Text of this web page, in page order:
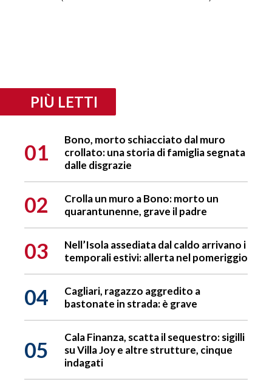
PIÙ LETTI
01
Bono, morto schiacciato dal muro
crollato: una storia di famiglia segnata
dalle disgrazie
02
Crolla un muro a Bono: morto un
quarantunenne, grave il padre
03
Nell’Isola assediata dal caldo arrivano i
temporali estivi: allerta nel pomeriggio
04
Cagliari, ragazzo aggredito a
bastonate in strada: è grave
05
Cala Finanza, scatta il sequestro: sigilli
su Villa Joy e altre strutture, cinque
indagati